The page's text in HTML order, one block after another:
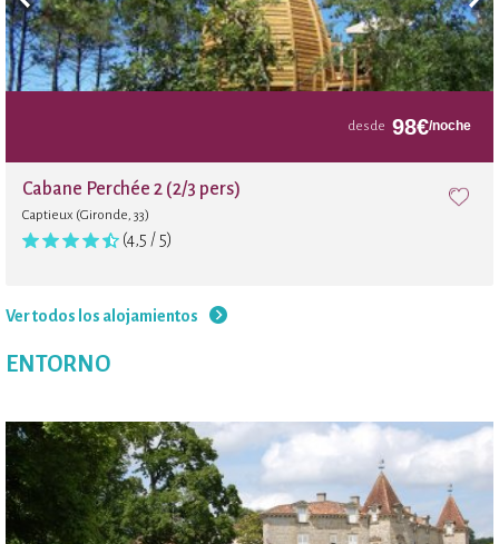
desde 98€/noche
Cabane Perchée 2 (2/3 pers)
Captieux (Gironde, 33)
(4,5 / 5)
Ver todos los alojamientos
ENTORNO